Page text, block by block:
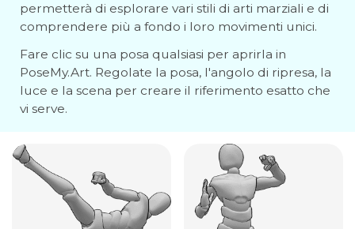
permetterà di esplorare vari stili di arti marziali e di
comprendere più a fondo i loro movimenti unici.
Fare clic su una posa qualsiasi per aprirla in
PoseMy.Art. Regolate la posa, l'angolo di ripresa, la
luce e la scena per creare il riferimento esatto che
vi serve.